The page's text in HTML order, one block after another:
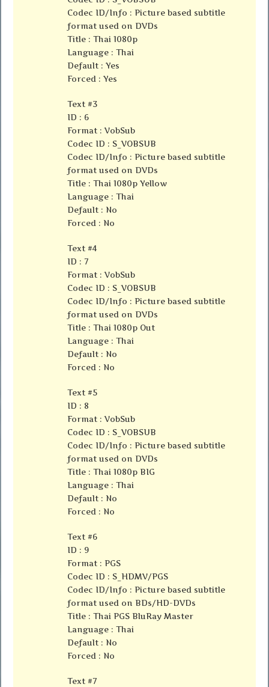
Codec ID/Info : Picture based subtitle
format used on DVDs
Title : Thai 1080p
Language : Thai
Default : Yes
Forced : Yes
Text #3
ID : 6
Format : VobSub
Codec ID : S_VOBSUB
Codec ID/Info : Picture based subtitle
format used on DVDs
Title : Thai 1080p Yellow
Language : Thai
Default : No
Forced : No
Text #4
ID : 7
Format : VobSub
Codec ID : S_VOBSUB
Codec ID/Info : Picture based subtitle
format used on DVDs
Title : Thai 1080p Out
Language : Thai
Default : No
Forced : No
Text #5
ID : 8
Format : VobSub
Codec ID : S_VOBSUB
Codec ID/Info : Picture based subtitle
format used on DVDs
Title : Thai 1080p BIG
Language : Thai
Default : No
Forced : No
Text #6
ID : 9
Format : PGS
Codec ID : S_HDMV/PGS
Codec ID/Info : Picture based subtitle
format used on BDs/HD-DVDs
Title : Thai PGS BluRay Master
Language : Thai
Default : No
Forced : No
Text #7